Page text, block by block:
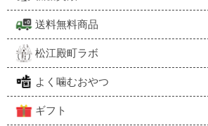
送料無料商品
松江殿町ラボ
よく噛むおやつ
ギフト